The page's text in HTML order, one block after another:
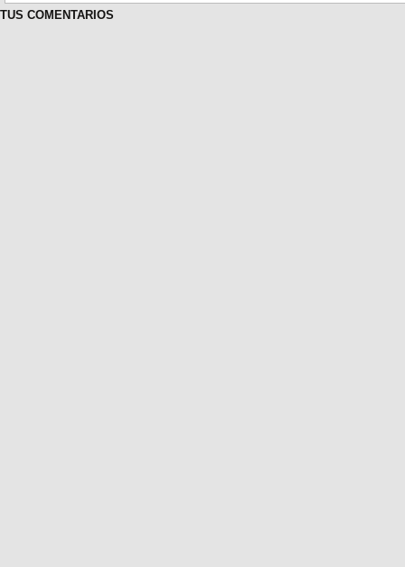
TUS COMENTARIOS